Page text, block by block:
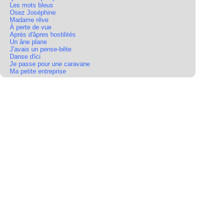
Les mots bleus
Osez Joséphine
Madame rêve
À perte de vue
Après d'âpres hostilités
Un âne plane
J'avais un pense-bête
Danse d'ici
Je passe pour une caravane
Ma petite entreprise